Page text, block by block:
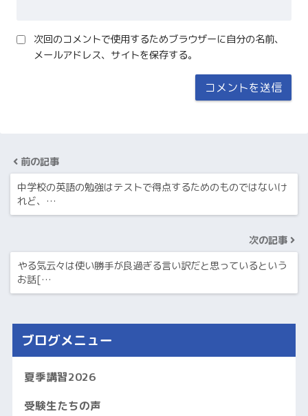
次回のコメントで使用するためブラウザーに自分の名前、
メールアドレス、サイトを保存する。
前の記事
中学校の英語の勉強はテストで得点するためのものではないけ
れど、…
次の記事
やる気云々は使い勝手が良過ぎる言い訳だと思っているという
お話[…
ブログメニュー
夏季講習2026
受験生たちの声